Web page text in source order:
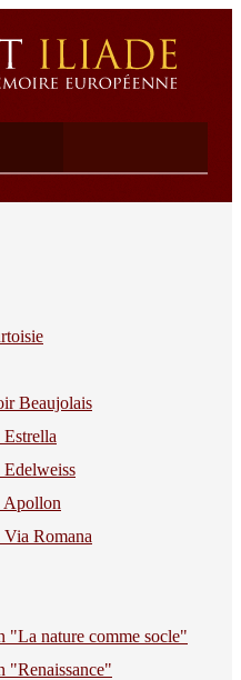
Beaujolais
Apollon
Romana
"La nature comme socle"
"Renaissance"